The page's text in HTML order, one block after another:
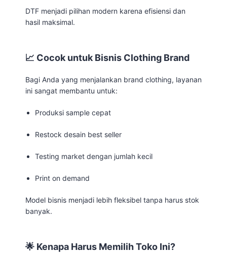
DTF menjadi pilihan modern karena efisiensi dan
hasil maksimal.
📈 Cocok untuk Bisnis Clothing Brand
Bagi Anda yang menjalankan brand clothing, layanan
ini sangat membantu untuk:
Produksi sample cepat
Restock desain best seller
Testing market dengan jumlah kecil
Print on demand
Model bisnis menjadi lebih fleksibel tanpa harus stok
banyak.
🌟 Kenapa Harus Memilih Toko Ini?